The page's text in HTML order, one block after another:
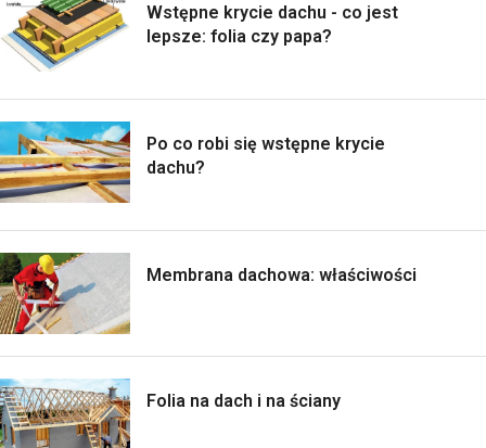
Wstępne krycie dachu - co jest
lepsze: folia czy papa?
Po co robi się wstępne krycie
dachu?
Membrana dachowa: właściwości
Folia na dach i na ściany